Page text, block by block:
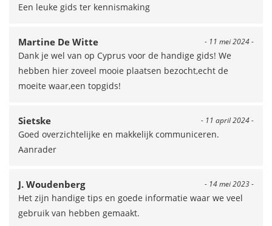
Een leuke gids ter kennismaking
- 11 mei 2024 -
Martine De Witte
Dank je wel van op Cyprus voor de handige gids! We
hebben hier zoveel mooie plaatsen bezocht,echt de
moeite waar,een topgids!
- 11 april 2024 -
Sietske
Goed overzichtelijke en makkelijk communiceren.
Aanrader
- 14 mei 2023 -
J. Woudenberg
Het zijn handige tips en goede informatie waar we veel
gebruik van hebben gemaakt.